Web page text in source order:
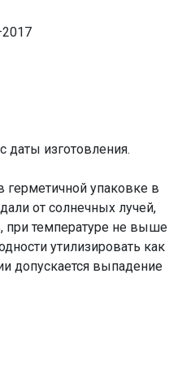
даты изготовления.
герметичной упаковке в
от солнечных лучей,
при температуре не выше
утилизировать как
допускается выпадение